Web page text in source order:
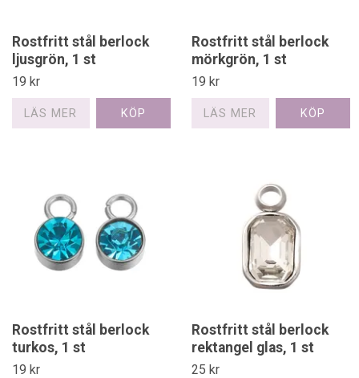
Rostfritt stål berlock
ljusgrön, 1 st
19 kr
LÄS MER
Rostfritt stål berlock
mörkgrön, 1 st
19 kr
LÄS MER
Rostfritt stål berlock
turkos, 1 st
19 kr
Rostfritt stål berlock
rektangel glas, 1 st
25 kr